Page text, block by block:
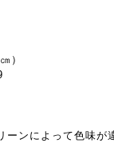
）
ンによって色味が